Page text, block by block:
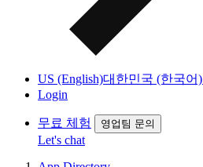
US (English)대한민국 (한국어)
Login
무료 체험 영업팀 문의
Let's chat